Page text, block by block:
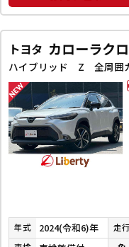
トヨタ カローラク
年式 2024(令和6)年 走行